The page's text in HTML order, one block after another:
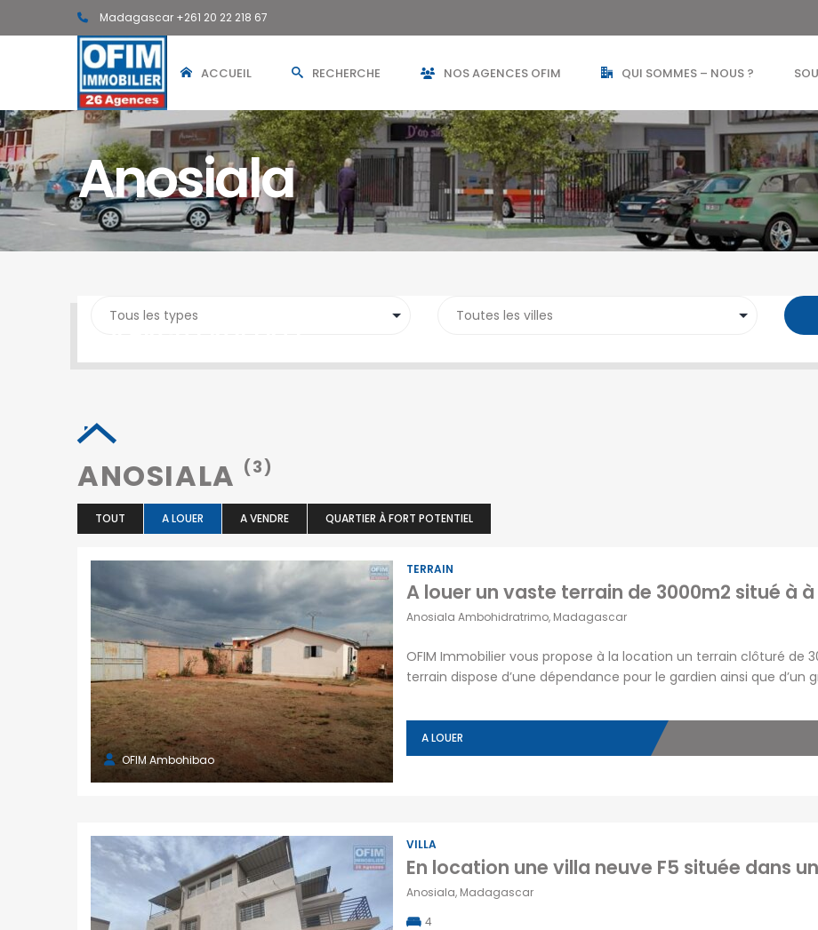
Madagascar +261 20 22 218 67
ACCUEIL RECHERCHE NOS AGENCES OFIM QUI SOMMES – NOUS ?
Anosiala
SEARCH PROPERTY
ANOSIALA (3)
TOUT A LOUER A VENDRE QUARTIER À FORT POTENTIEL
OFIM Ambohibao
TERRAIN
Anosiala Ambohidratrimo, Madagascar
OFIM Immobilier vous propose à la location un terrain clôturé de
terrain dispose d’une dépendance pour le gardien ainsi que
seulement 500 mètres de […]
A LOUER
VILLA
Anosiala, Madagascar
4